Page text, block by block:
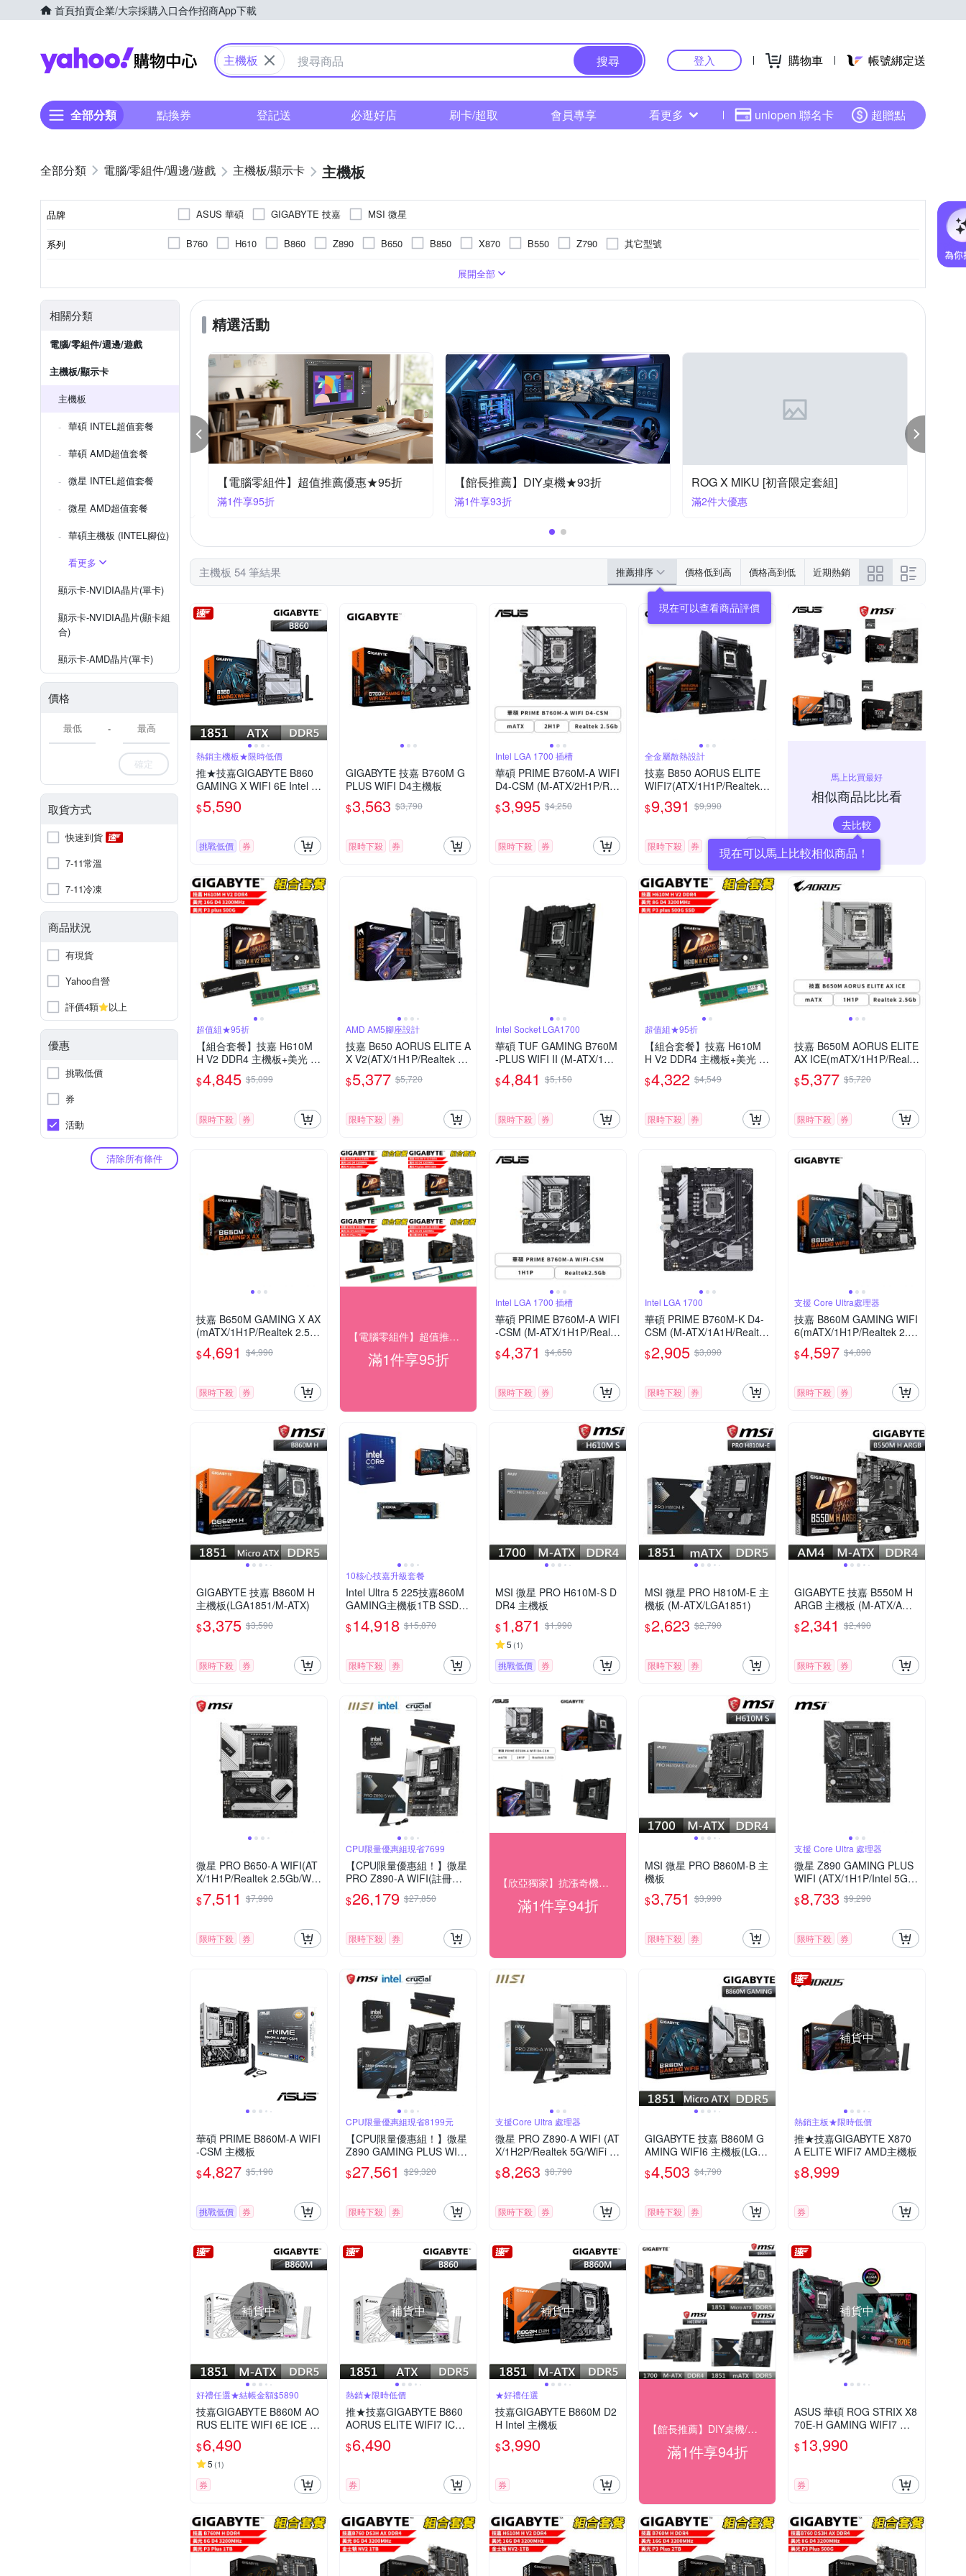
首頁拍賣企業/大宗採購入口合作招商App下載
Yahoo購物中心
主機板 搜尋 登入 購物車 帳號綁定送
全部分類 點換券 登記送 必逛好店 刷卡/超取 會員專享 看更多 uniopen 聯名卡 超贈點
電腦/零組件/週邊/遊戲 主機板/顯示卡 主機板
品牌 ASUS 華碩 GIGABYTE 技嘉 MSI 微星
系列 B760 H610 B860 Z890 B650 B850 X870 B550 Z790 其它型號
X870
8200+ 4800
展開全部
相關分類
電腦/零組件/週邊/遊戲
主機板/顯示卡
主機板
華碩 INTEL超值套餐
華碩 AMD超值套餐
微星 INTEL超值套餐
微星 AMD超值套餐
華碩主機板 (INTEL腳位)
看更多
顯示卡-NVIDIA晶片(單卡)
顯示卡-NVIDIA晶片(顯卡組
合)
顯示卡-AMD晶片(單卡)
價格
-
確定
取貨方式
快速到貨
7-11常溫
7-11冷凍
商品狀況
有現貨
Yahoo自營
評價4顆
以上
優惠
挑戰低價
券
活動
清除所有條件
精選活動
獨家】抗漲奇機★結帳享94折 【電腦零組件】超值推薦優惠★95折
滿1件享95折
【館長推薦】DIY桌機★93折
滿1件享93折
ROG X MIKU [初音限定套組]
滿2件大優惠
主機板 54 筆結果 推薦排序 價格低到高 價格高到低 近期熱銷
熱銷主機板★限時低價
推★技嘉GIGABYTE B860
GAMING X WIFI 6E Intel 主
機板
$5,590
挑戰低價 券
GIGABYTE 技嘉 B760M G
PLUS WIFI D4主機板
$3,563 $3,790
限時下殺 券
Intel LGA 1700 插槽
華碩 PRIME B760M-A WIFI
D4-CSM (M-ATX/2H1P/Re
altek 2.5Gb/Wi-Fi 6+BT 5.
2/註冊四年保)
$3,995 $4,250
限時下殺 券
全金屬散熱設計
技嘉 B850 AORUS ELITE
WIFI7(ATX/1H1P/Realtek
2.5Gb/Wi-Fi 7+BT 5.4/註冊
五年保)
$9,391 $9,990
限時下殺 券
馬上比買最好
相似商品比比看
去比較
現在可以馬上比較相似商品！
超值組★95折
【組合套餐】技嘉 H610M
H V2 DDR4 主機板+美光 D
DR4 3200 16G 記憶體+美
光 P3 Plus-500G SSD
$4,845 $5,099
限時下殺 券
AMD AM5腳座設計
技嘉 B650 AORUS ELITE A
X V2(ATX/1H1P/Realtek 2.
5Gb/Wi-Fi 6E+BT 5.3/註冊
五年保)
$5,377 $5,720
限時下殺 券
Intel Socket LGA1700
華碩 TUF GAMING B760M
-PLUS WIFI II (M-ATX/1H1
P/Realtek 2.5Gb/Wi-Fi 6E/
註冊五年保)
$4,841 $5,150
限時下殺 券
超值組★95折
【組合套餐】技嘉 H610M
H V2 DDR4 主機板+美光 D
DR4 3200 8G 記憶體+美光
P3 Plus-500G SSD
$4,322 $4,549
限時下殺 券
技嘉 B650M AORUS ELITE
AX ICE(mATX/1H1P/Realte
k 2.5Gb/Wi-Fi 6E+BT 5.3/
註冊五年保)
$5,377 $5,720
限時下殺 券
技嘉 B650M GAMING X AX
(mATX/1H1P/Realtek 2.5G
b/Wi-Fi 6E+BT 5.2/註冊五
年保)
$4,691 $4,990
限時下殺 券
【電腦零組件】超值推薦優惠★95折
滿1件享95折
Intel LGA 1700 插槽
華碩 PRIME B760M-A WIFI
-CSM (M-ATX/1H1P/Realte
k2.5Gb/Wi-Fi 6/註冊四年保)
$4,371 $4,650
限時下殺 券
Intel LGA 1700
華碩 PRIME B760M-K D4-
CSM (M-ATX/1A1H/Realtek
2.5Gb/2xDIMM/註冊四年
保)
$2,905 $3,090
限時下殺 券
支援 Core Ultra處理器
技嘉 B860M GAMING WIFI
6(mATX/1H1P/Realtek 2.5
Gb/Wi-Fi 6+BT 5.3)
$4,597 $4,890
限時下殺 券
GIGABYTE 技嘉 B860M H
主機板(LGA1851/M-ATX)
$3,375 $3,590
限時下殺 券
10核心技嘉升級套餐
Intel Ultra 5 225技嘉860M
GAMING主機板1TB SSD升
級組
$14,918 $15,870
限時下殺 券
MSI 微星 PRO H610M-S D
DR4 主機板
$1,871 $1,990
5 (1)
挑戰低價 券
MSI 微星 PRO H810M-E 主
機板 (M-ATX/LGA1851)
$2,623 $2,790
限時下殺 券
GIGABYTE 技嘉 B550M H
ARGB 主機板 (M-ATX/AM4
腳位)
$2,341 $2,490
限時下殺 券
微星 PRO B650-A WIFI(AT
X/1H1P/Realtek 2.5Gb/WiF
i 6E+BT 5.3/註冊五年保)
$7,511 $7,990
限時下殺 券
CPU限量優惠組現省7699
【CPU限量優惠組！】微星
PRO Z890-A WIFI(註冊五
年保)+美光 PRO DDR5-600
0 32G(16G*2)-(黑散熱片)+I
$26,179 $27,850
限時下殺 券
【欣亞獨家】抗漲奇機★結帳享94折
滿1件享94折
MSI 微星 PRO B860M-B 主
機板
$3,751 $3,990
限時下殺 券
支援 Core Ultra 處理器
微星 Z890 GAMING PLUS
WIFI (ATX/1H1P/Intel 5G/
WiFi 7+BT 5.4/註冊五年保)
$8,733 $9,290
限時下殺 券
華碩 PRIME B860M-A WIFI
-CSM 主機板
$4,827 $5,190
挑戰低價 券
CPU限量優惠組現省8199元
【CPU限量優惠組！】微星
Z890 GAMING PLUS WIFI
+美光 PRO DDR5-6000 32
G(16G*2)-(黑散熱片)+Intel
$27,561 $29,320
限時下殺 券
支援Core Ultra 處理器
微星 PRO Z890-A WIFI (AT
X/1H2P/Realtek 5G/WiFi 7
+BT 5.4/專案註冊五年保)
$8,263 $8,790
限時下殺 券
GIGABYTE 技嘉 B860M G
AMING WIFI6 主機板(LGA1
851/M-ATX)
$4,503 $4,790
限時下殺 券
補貨中
熱銷主板★限時低價
推★技嘉GIGABYTE X870
A ELITE WIFI7 AMD主機板
$8,999
券
補貨中
好禮任選★結帳金額$5890
技嘉GIGABYTE B860M AO
RUS ELITE WIFI 6E ICE Int
el 主機板(下單再折)
$6,490
5 (1)
券
補貨中
熱銷★限時低價
推★技嘉GIGABYTE B860
AORUS ELITE WIFI7 ICE I
ntel 主機板
$6,490
券
補貨中
★好禮任選
技嘉GIGABYTE B860M D2
H Intel 主機板
$3,990
券
【館長推薦】DIY桌機/零組件★94折
滿1件享94折
補貨中
ASUS 華碩 ROG STRIX X8
70E-H GAMING WIFI7 初
音未來特別版主機板
$13,990
券